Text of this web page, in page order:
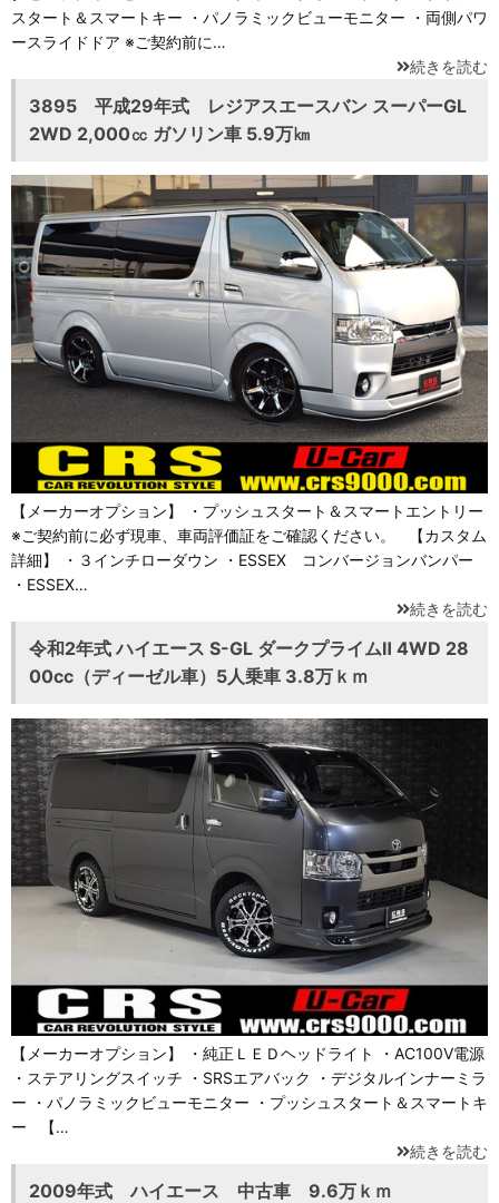
スタート＆スマートキー ・パノラミックビューモニター ・両側パワ
ースライドドア ※ご契約前に…
続きを読む
3895 平成29年式 レジアスエースバン スーパーGL
2WD 2,000㏄ ガソリン車 5.9万㎞
【メーカーオプション】 ・プッシュスタート＆スマートエントリー
※ご契約前に必ず現車、車両評価証をご確認ください。 【カスタム
詳細】 ・３インチローダウン ・ESSEX コンバージョンバンパー
・ESSEX…
続きを読む
令和2年式 ハイエース S-GL ダークプライムⅡ 4WD 28
00cc（ディーゼル車）5人乗車 3.8万ｋｍ
【メーカーオプション】 ・純正ＬＥＤヘッドライト ・AC100V電源
・ステアリングスイッチ ・SRSエアバック ・デジタルインナーミラ
ー ・パノラミックビューモニター ・プッシュスタート＆スマートキ
ー 【…
続きを読む
2009年式 ハイエース 中古車 9.6万ｋｍ